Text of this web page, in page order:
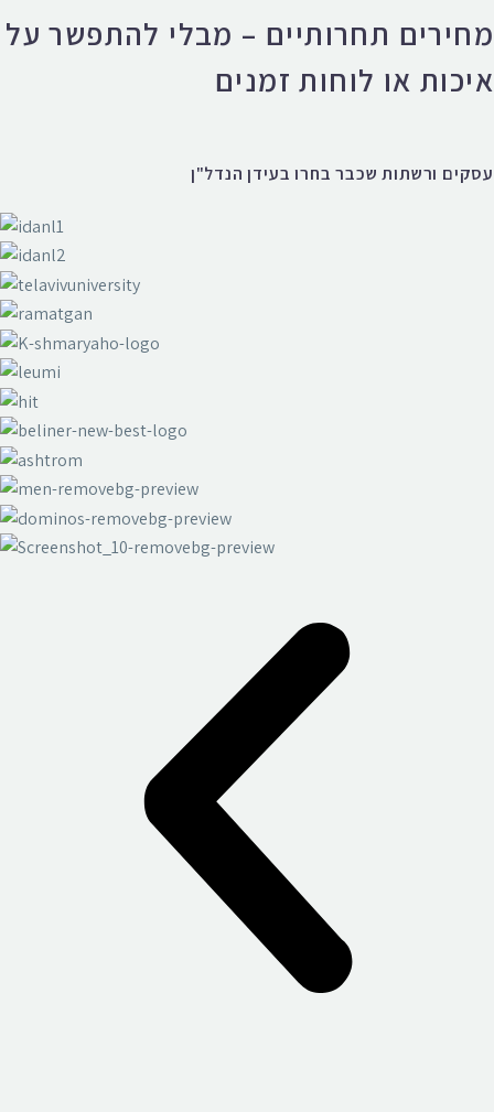
מחירים תחרותיים – מבלי להתפשר על
איכות או לוחות זמנים
עסקים ורשתות שכבר בחרו בעידן הנדל"ן